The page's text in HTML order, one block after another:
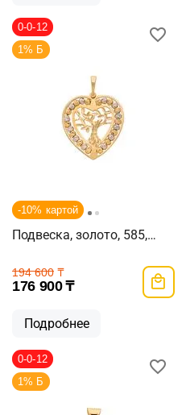
0-0-12
1% Б
-10% картой
Подвеска, золото, 585,
194 600 ₸
176 900 ₸
Подробнее
0-0-12
1% Б